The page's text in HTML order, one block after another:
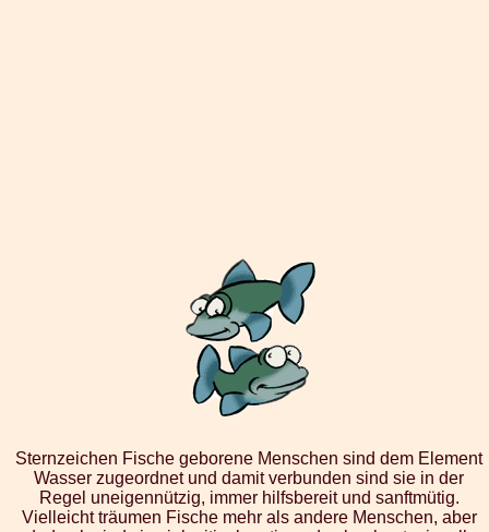
Sternzeichen Fische geborene Menschen sind dem Element
Wasser zugeordnet und damit verbunden sind sie in der
Regel uneigennützig, immer hilfsbereit und sanftmütig.
Vielleicht träumen Fische mehr als andere Menschen, aber